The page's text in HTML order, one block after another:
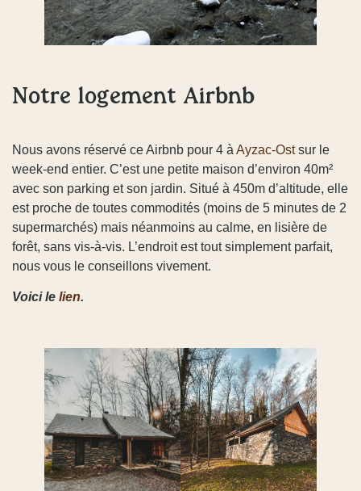
Notre logement Airbnb
Nous avons réservé ce Airbnb pour 4 à Ayzac-Ostsur le
week-end entier. C’est une petite maison d’environ 40m²
avec son parking et son jardin. Situé à 450m d’altitude, elle
est proche de toutes commodités (moins de 5 minutes de 2
supermarchés) mais néanmoins au calme, en lisière de
forêt, sans vis-à-vis. L’endroit est tout simplement parfait,
nous vous le conseillons vivement.
Voici le lien.